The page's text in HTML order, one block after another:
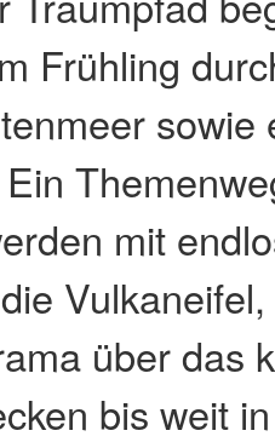
Frühling
sowie
mit
über das
bis weit